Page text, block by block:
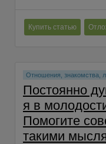
Купить статью
Отношения, знакомства,
Постоянно
я в
Помогите
такими